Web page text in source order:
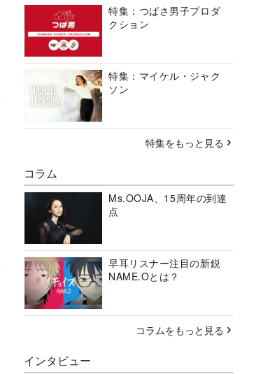
特集：つばさ男子プロダ
クション
特集：マイケル・ジャク
ソン
特集をもっと見る
コラム
Ms.OOJA、15周年の到達
点
早耳リスナー注目の新鋭
NAME.Oとは？
コラムをもっと見る
インタビュー